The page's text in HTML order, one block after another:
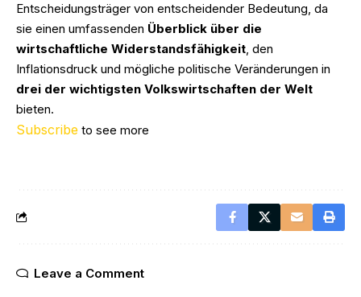
Entscheidungsträger von entscheidender Bedeutung, da
sie einen umfassenden Überblick über die
wirtschaftliche Widerstandsfähigkeit, den
Inflationsdruck und mögliche politische Veränderungen in
drei der wichtigsten Volkswirtschaften der Welt
bieten.
Subscribe to see more
Leave a Comment